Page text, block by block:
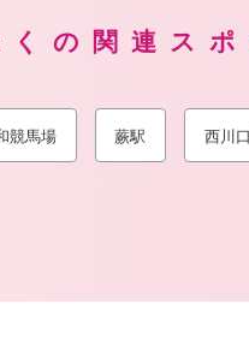
くの関連スポ
競馬場 蕨駅 西川